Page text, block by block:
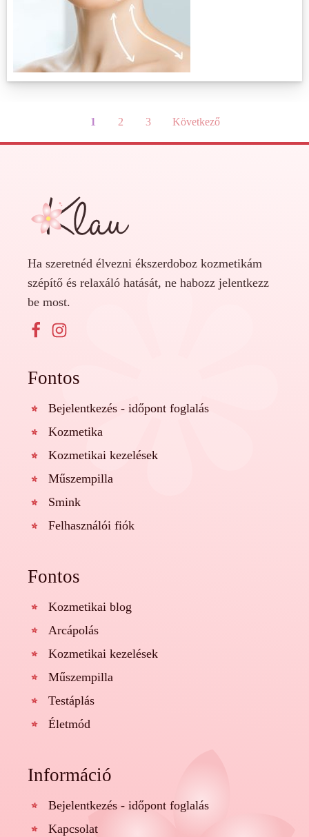
1 2 3 Következő
Ha szeretnéd élvezni ékszerdoboz kozmetikám
szépítő és relaxáló hatását, ne habozz jelentkezz
be most.
Fontos
Bejelentkezés - időpont foglalás
Kozmetika
Kozmetikai kezelések
Műszempilla
Smink
Felhasználói fiók
Fontos
Kozmetikai blog
Arcápolás
Kozmetikai kezelések
Műszempilla
Testáplás
Életmód
Információ
Bejelentkezés - időpont foglalás
Kapcsolat